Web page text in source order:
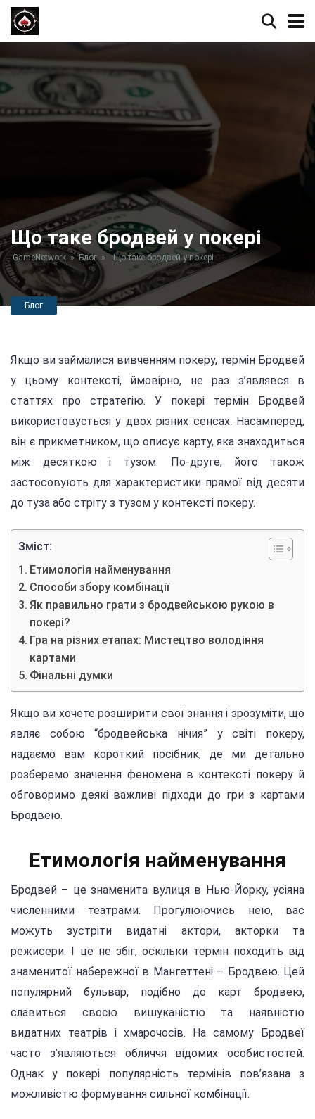
Що таке бродвей у покері
GameNetwork » Блог » Що таке бродвей у покері
Блог
Якщо ви займалися вивченням покеру, термін Бродвей
у цьому контексті, ймовірно, не раз з’являвся в
статтях про стратегію. У покері термін Бродвей
використовується у двох різних сенсах. Насамперед,
він є прикметником, що описує карту, яка знаходиться
між десяткою і тузом. По-друге, його також
застосовують для характеристики прямої від десяти
до туза або стріту з тузом у контексті покеру.
Зміст:
Етимологія найменування
Способи збору комбінації
Як правильно грати з бродвейською рукою в
покері?
Гра на різних етапах: Мистецтво володіння
картами
Фінальні думки
Якщо ви хочете розширити свої знання і зрозуміти, що
являє собою “бродвейська нічия” у світі покеру,
надаємо вам короткий посібник, де ми детально
розберемо значення феномена в контексті покеру й
обговоримо деякі важливі підходи до гри з картами
Бродвею.
Етимологія найменування
Бродвей – це знаменита вулиця в Нью-Йорку, усіяна
численними театрами. Прогулюючись нею, вас
можуть зустріти видатні актори, акторки та
режисери. І це не збіг, оскільки термін походить від
знаменитої набережної в Мангеттені – Бродвею. Цей
популярний бульвар, подібно до карт бродвею,
славиться своєю вишуканістю та наявністю
видатних театрів і хмарочосів. На самому Бродвеї
часто з’являються обличчя відомих особистостей.
Однак у покері популярність термінів пов’язана з
можливістю формування сильної комбінації.